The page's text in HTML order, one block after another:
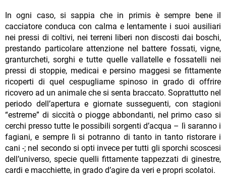
In ogni caso, si sappia che in primis è sempre bene il
cacciatore conduca con calma e lentamente i suoi ausiliari
nei pressi di coltivi, nei terreni liberi non discosti dai boschi,
prestando particolare attenzione nel battere fossati, vigne,
granturcheti, sorghi e tutte quelle vallatelle e fossatelli nei
pressi di stoppie, medicai e persino maggesi se fittamente
ricoperti di quel cespugliame spinoso in grado di offrire
ricovero ad un animale che si senta braccato. Soprattutto nel
periodo dell’apertura e giornate susseguenti, con stagioni
“estreme” di siccità o piogge abbondanti, nel primo caso si
cerchi presso tutte le possibili sorgenti d’acqua – lì saranno i
fagiani, e sempre lì si potranno di tanto in tanto ristorare i
cani -; nel secondo si opti invece per tutti gli sporchi scoscesi
dell’universo, specie quelli fittamente tappezzati di ginestre,
cardi e macchiette, in grado d’agire da veri e propri scolatoi.